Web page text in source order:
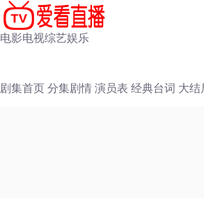
电影电视综艺娱乐
剧集首页 分集剧情 演员表 经典台词 大结